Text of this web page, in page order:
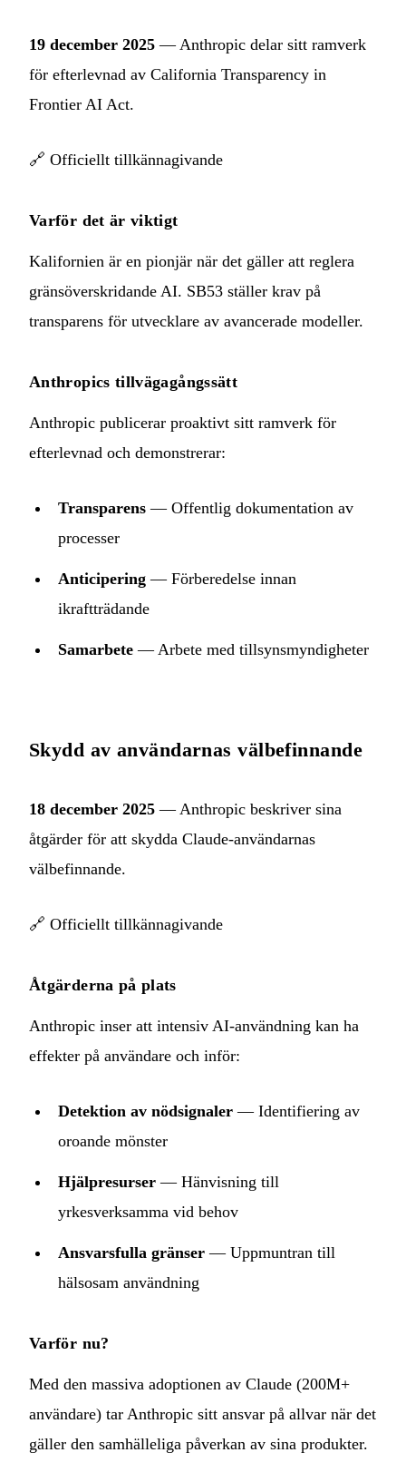
19 december 2025 — Anthropic delar sitt ramverk
för efterlevnad av California Transparency in
Frontier AI Act.
🔗 Officiellt tillkännagivande
Varför det är viktigt
Kalifornien är en pionjär när det gäller att reglera
gränsöverskridande AI. SB53 ställer krav på
transparens för utvecklare av avancerade modeller.
Anthropics tillvägagångssätt
Anthropic publicerar proaktivt sitt ramverk för
efterlevnad och demonstrerar:
Transparens — Offentlig dokumentation av
processer
Anticipering — Förberedelse innan
ikraftträdande
Samarbete — Arbete med tillsynsmyndigheter
Skydd av användarnas välbefinnande
18 december 2025 — Anthropic beskriver sina
åtgärder för att skydda Claude-användarnas
välbefinnande.
🔗 Officiellt tillkännagivande
Åtgärderna på plats
Anthropic inser att intensiv AI-användning kan ha
effekter på användare och inför:
Detektion av nödsignaler — Identifiering av
oroande mönster
Hjälpresurser — Hänvisning till
yrkesverksamma vid behov
Ansvarsfulla gränser — Uppmuntran till
hälsosam användning
Varför nu?
Med den massiva adoptionen av Claude (200M+
användare) tar Anthropic sitt ansvar på allvar när det
gäller den samhälleliga påverkan av sina produkter.